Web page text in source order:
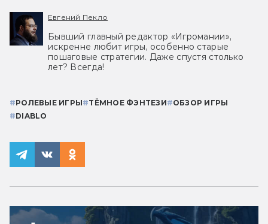
Евгений Пекло
Бывший главный редактор «Игромании»,
искренне любит игры, особенно старые
пошаговые стратегии. Даже спустя столько
лет? Всегда!
#РОЛЕВЫЕ ИГРЫ#ТЁМНОЕ ФЭНТЕЗИ#ОБЗОР ИГРЫ
#DIABLO